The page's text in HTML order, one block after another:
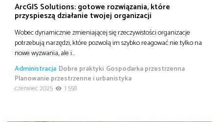
ArcGIS Solutions: gotowe rozwiązania, które
przyspieszą działanie twojej organizacji
Wobec dynamicznie zmieniającej się rzeczywistości organizacje
potrzebują narzędzi, które pozwolą im szybko reagować nie tylko na
nowe wyzwania, ale i…
Administracja Dobre praktyki Gospodarka przestrzenna
Planowanie przestrzenne i urbanistyka
czerwiec 2025
1 558